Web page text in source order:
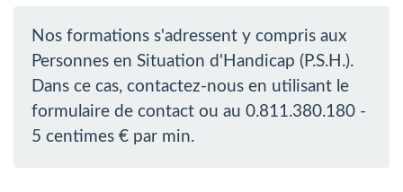
Nos formations s'adressent y compris aux
Personnes en Situation d'Handicap (P.S.H.).
Dans ce cas, contactez-nous en utilisant le
formulaire de contact ou au 0.811.380.180 -
5 centimes € par min.